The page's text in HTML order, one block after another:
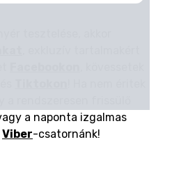
a naponta izgalmas
Viber-csatornánk!